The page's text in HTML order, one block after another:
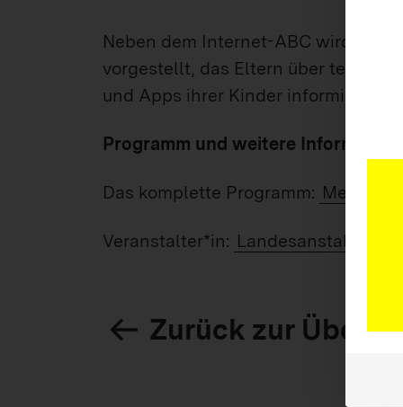
Neben dem Internet-ABC wird
vorgestellt, das Eltern über
und Apps ihrer Kinder informiert.
Programm und weitere
Das komplette Programm: Mein
Veranstalter*in: Landesanstalt für
Zurück zur